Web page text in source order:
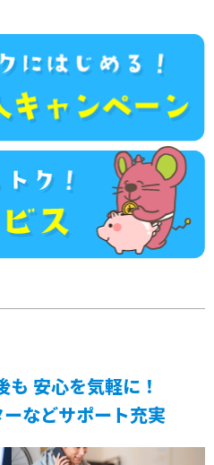
安心を気軽に！
などサポート充実